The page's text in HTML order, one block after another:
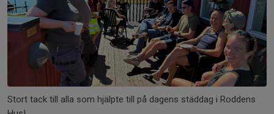
Stort tack till alla som hjälpte till på dagens städdag i Roddens